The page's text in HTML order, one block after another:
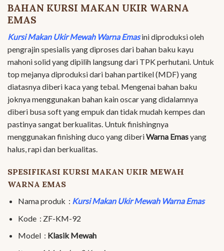
BAHAN KURSI MAKAN UKIR WARNA
EMAS
Kursi Makan Ukir Mewah Warna Emasini diproduksi oleh
pengrajin spesialis yang diproses dari bahan baku kayu
mahoni solid yang dipilih langsung dari TPK perhutani. Untuk
top mejanya diproduksi dari bahan partikel (MDF) yang
diatasnya diberi kaca yang tebal. Mengenai bahan baku
joknya menggunakan bahan kain oscar yang didalamnya
diberi busa soft yang empuk dan tidak mudah kempes dan
pastinya sangat berkualitas. Untuk finishingnya
menggunakan finishing duco yang diberiWarna Emasyang
halus, rapi dan berkualitas.
SPESIFIKASI KURSI MAKAN UKIR MEWAH
WARNA EMAS
Nama produk : Kursi Makan Ukir Mewah Warna Emas
Kode : ZF-KM-92
Model : Klasik Mewah